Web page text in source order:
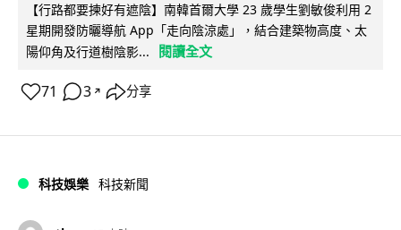
【行路都要揀好有遮陰】南韓首爾大學 23 歲學生劉敏俊利用 2
星期開發防曬導航 App「走向陰涼處」，結合建築物高度、太
陽仰角及行道樹陰影...
閱讀全文
71 3 ↗ 分享
科技娛樂 科技新聞